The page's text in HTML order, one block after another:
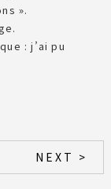
».
: j’ai pu
NEXT >